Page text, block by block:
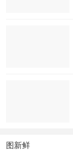
图新鲜